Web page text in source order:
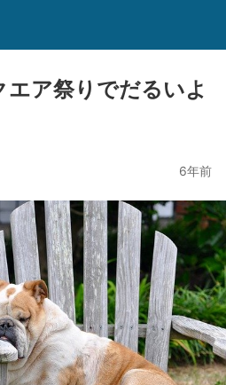
エア祭りでだるいよ
6年前